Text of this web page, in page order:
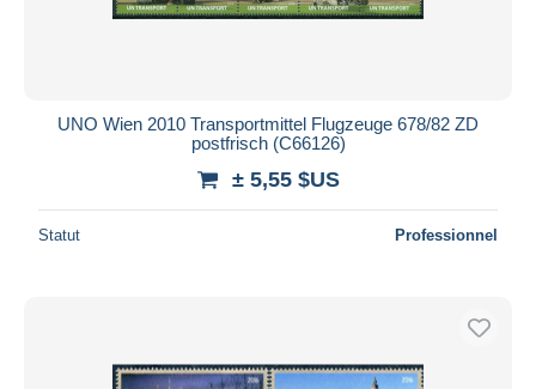
UNO Wien 2010 Transportmittel Flugzeuge 678/82 ZD
postfrisch (C66126)
± 5,55 $US
Statut Professionnel